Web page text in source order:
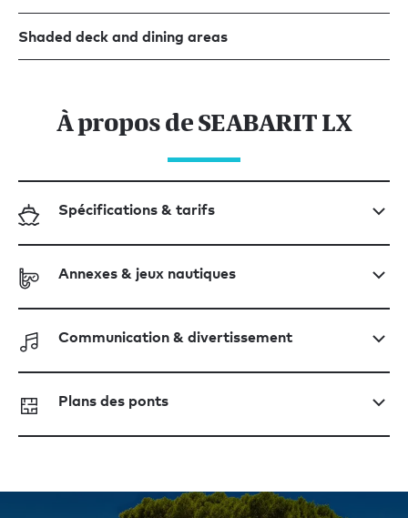
Shaded deck and dining areas
À propos de SEABARIT LX
Spécifications & tarifs
Annexes & jeux nautiques
Communication & divertissement
Plans des ponts